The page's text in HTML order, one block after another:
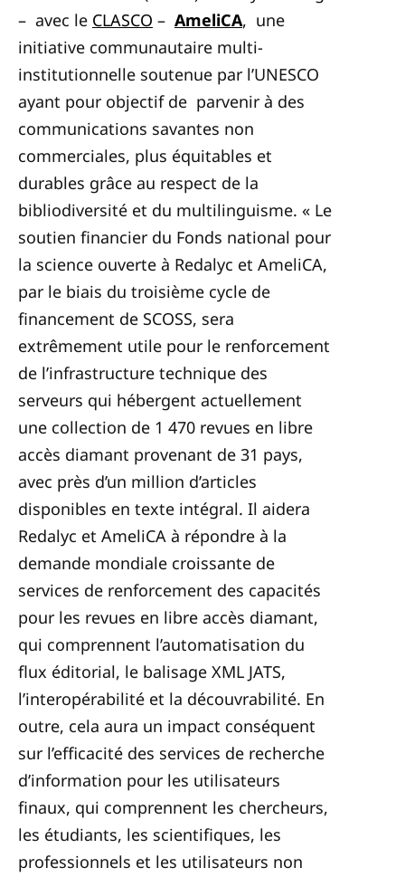
– avec le CLASCO – AmeliCA, une
initiative communautaire multi-
institutionnelle soutenue par l’UNESCO
ayant pour objectif de parvenir à des
communications savantes non
commerciales, plus équitables et
durables grâce au respect de la
bibliodiversité et du multilinguisme. « Le
soutien financier du Fonds national pour
la science ouverte à Redalyc et AmeliCA,
par le biais du troisième cycle de
financement de SCOSS, sera
extrêmement utile pour le renforcement
de l’infrastructure technique des
serveurs qui hébergent actuellement
une collection de 1 470 revues en libre
accès diamant provenant de 31 pays,
avec près d’un million d’articles
disponibles en texte intégral. Il aidera
Redalyc et AmeliCA à répondre à la
demande mondiale croissante de
services de renforcement des capacités
pour les revues en libre accès diamant,
qui comprennent l’automatisation du
flux éditorial, le balisage XML JATS,
l’interopérabilité et la découvrabilité. En
outre, cela aura un impact conséquent
sur l’efficacité des services de recherche
d’information pour les utilisateurs
finaux, qui comprennent les chercheurs,
les étudiants, les scientifiques, les
professionnels et les utilisateurs non